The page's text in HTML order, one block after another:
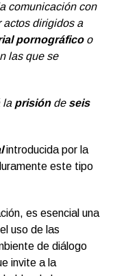
comunicación con
actos dirigidos a
pornográficoo
las que se
la prisiónde seis
introducida por la
este tipo
es esencial una
uso de las
de diálogo
invite a la